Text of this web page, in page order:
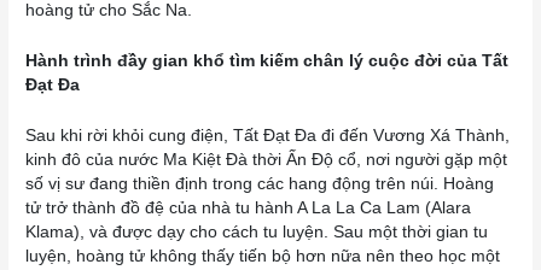
hoàng tử cho Sắc Na.
Hành trình đầy gian khổ tìm kiếm chân lý cuộc đời của Tất
Đạt Đa
Sau khi rời khỏi cung điện, Tất Đạt Đa đi đến Vương Xá Thành,
kinh đô của nước Ma Kiệt Đà thời Ấn Độ cổ, nơi người gặp một
số vị sư đang thiền định trong các hang động trên núi. Hoàng
tử trở thành đồ đệ của nhà tu hành A La La Ca Lam (Alara
Klama), và được dạy cho cách tu luyện. Sau một thời gian tu
luyện, hoàng tử không thấy tiến bộ hơn nữa nên theo học một